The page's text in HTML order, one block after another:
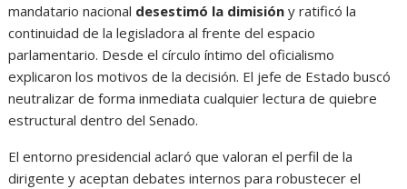
mandatario nacional desestimó la dimisión y ratificó la
continuidad de la legisladora al frente del espacio
parlamentario. Desde el círculo íntimo del oficialismo
explicaron los motivos de la decisión. El jefe de Estado buscó
neutralizar de forma inmediata cualquier lectura de quiebre
estructural dentro del Senado.
El entorno presidencial aclaró que valoran el perfil de la
dirigente y aceptan debates internos para robustecer el